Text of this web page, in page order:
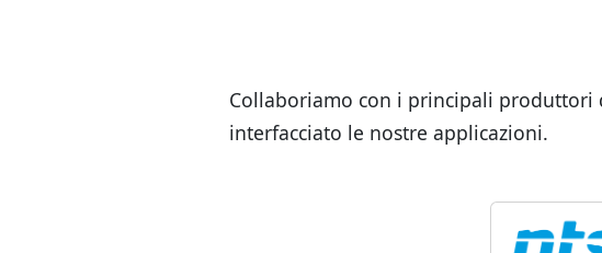
Collaboriamo con i principali produttori
interfacciato le nostre applicazioni.